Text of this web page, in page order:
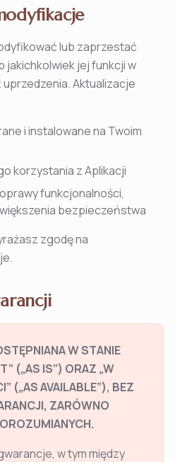
lub zaprzestać
jakichkolwiek jej funkcji w
Aktualizacje
i instalowane na Twoim
korzystania z Aplikacji
funkcjonalności,
bezpieczeństwa
zgodę na
W STANIE
(„AS IS”) ORAZ „W
(„AS AVAILABLE”), BEZ
ZARÓWNO
w tym między